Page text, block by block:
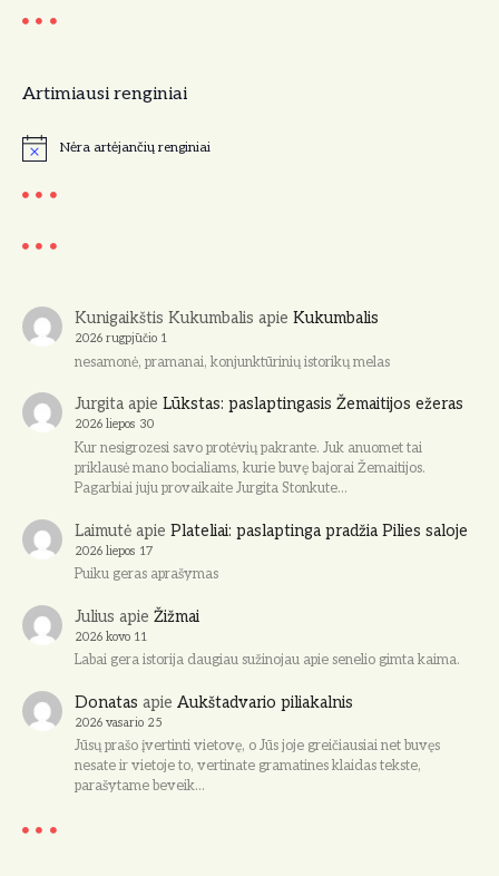
Artimiausi renginiai
N
t
e
Nėra artėjančių renginiai
Kunigaikštis Kukumbalis apie Kukumbalis
2026 rugpjūčio 1
nesamonė, pramanai, konjunktūrinių istorikų melas
Jurgitaapie Lūkstas: paslaptingasis Žemaitijos ežeras
2026 liepos 30
Kur nesigrozesi savo protėvių pakrante. Juk anuomet tai
priklausė mano bocialiams, kurie buvę bajorai Žemaitijos.
Pagarbiai juju provaikaite Jurgita Stonkute…
Laimutėapie Plateliai: paslaptinga pradžia Pilies saloje
2026 liepos 17
Puiku geras aprašymas
Julius apie Žižmai
2026 kovo 11
Labai gera istorija daugiau sužinojau apie senelio gimta kaima.
Donatas apie Aukštadvario piliakalnis
2026 vasario 25
Jūsų prašo įvertinti vietovę, o Jūs joje greičiausiai net buvęs
nesate ir vietoje to, vertinate gramatines klaidas tekste,
parašytame beveik…